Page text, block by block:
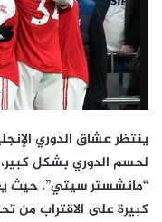
ينتظر عشاق الدوري
لحسم الدوري بشكل
“مانشستر سيتي”، حيث
كبيرة على الاقتراب من